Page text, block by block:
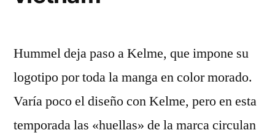
Hummel deja paso a Kelme, que impone su
logotipo por toda la manga en color morado.
Varía poco el diseño con Kelme, pero en esta
temporada las «huellas» de la marca circulan